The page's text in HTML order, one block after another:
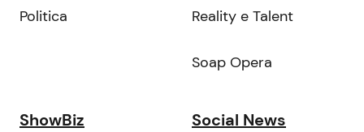
Politica Reality e Talent
Soap Opera
ShowBiz Social News